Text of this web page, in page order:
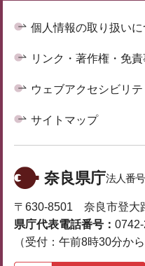
個人情報の取り扱いに
リンク・著作権・免
ウェブアクセシビリテ
サイトマップ
奈良県庁法人番号
〒630-8501 奈良市登大
県庁代表電話番号：
（受付：午前8時30分か